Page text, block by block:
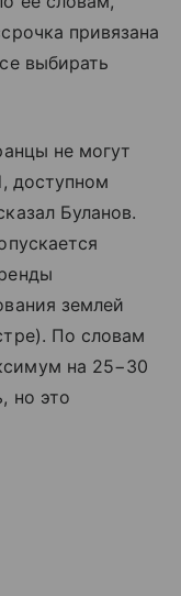
привязана
выбирать
не могут
доступном
Буланов.
землей
По словам
на 25−30
но это